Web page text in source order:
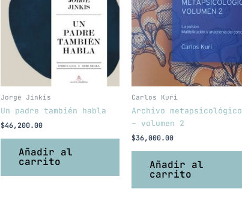
Jorge Jinkis
Un padre también habla
$46,200.00
Añadir al
carrito
Carlos Kuri
Archivo metapsicológico
– volumen 2
$36,000.00
Añadir al
carrito